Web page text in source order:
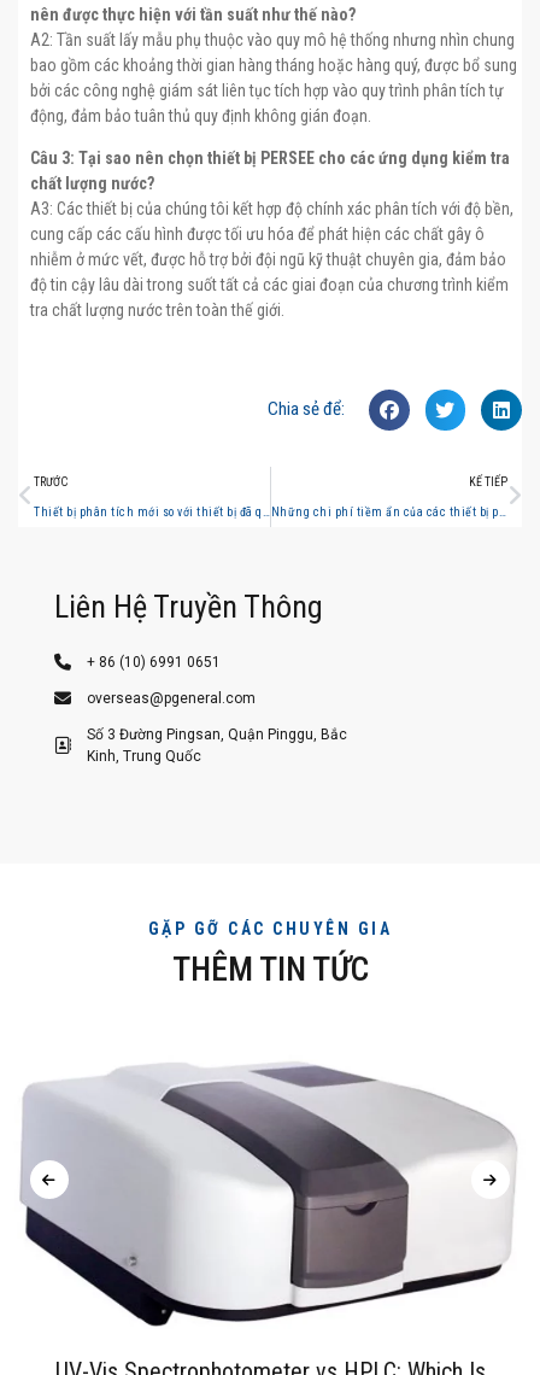
nên được thực hiện với tần suất như thế nào?
A2: Tần suất lấy mẫu phụ thuộc vào quy mô hệ thống nhưng nhìn chung
bao gồm các khoảng thời gian hàng tháng hoặc hàng quý, được bổ sung
bởi các công nghệ giám sát liên tục tích hợp vào quy trình phân tích tự
động, đảm bảo tuân thủ quy định không gián đoạn.
Câu 3: Tại sao nên chọn thiết bị PERSEE cho các ứng dụng kiểm tra
chất lượng nước?
A3: Các thiết bị của chúng tôi kết hợp độ chính xác phân tích với độ bền,
cung cấp các cấu hình được tối ưu hóa để phát hiện các chất gây ô
nhiễm ở mức vết, được hỗ trợ bởi đội ngũ kỹ thuật chuyên gia, đảm bảo
độ tin cậy lâu dài trong suốt tất cả các giai đoạn của chương trình kiểm
tra chất lượng nước trên toàn thế giới.
Chia sẻ để:
TRƯỚC KẾ TIẾP
Liên Hệ Truyền Thông
+ 86 (10) 6991 0651
overseas@pgeneral.com
Số 3 Đường Pingsan, Quận Pinggu, Bắc
Kinh, Trung Quốc
GẶP GỠ CÁC CHUYÊN GIA
THÊM TIN TỨC